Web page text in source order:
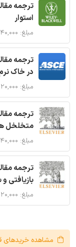
ترجمه
استوار
مبلغ: ۱۴۰,۰۰۰ تومان
ترجمه
در خاک
مبلغ: ۱۲۰,۰۰۰ تومان
ترجمه
متخلخل
مبلغ: ۱۴۰,۰۰۰ تومان
ترجمه
بازیافتی
مبلغ: ۱۲۰,۰۰۰ تومان
مشاهده خریدهای